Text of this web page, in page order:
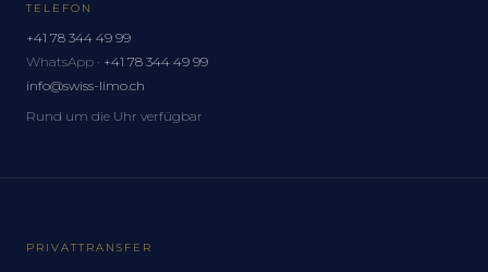
TELEFON
+41 78 344 49 99
WhatsApp · +41 78 344 49 99
info@swiss-limo.ch
Rund um die Uhr verfügbar
PRIVATTRANSFER